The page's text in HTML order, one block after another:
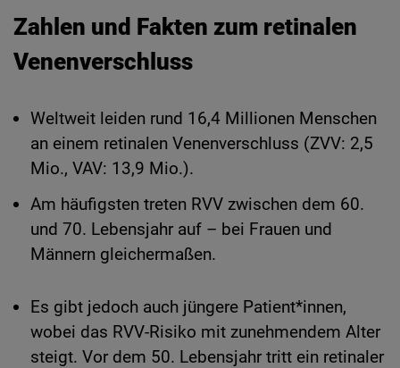
Zahlen und Fakten zum retinalen
Venenverschluss
Weltweit leiden rund 16,4 Millionen Menschen
an einem retinalen Venenverschluss (ZVV: 2,5
Mio., VAV: 13,9 Mio.).
Am häufigsten treten RVV zwischen dem 60.
und 70. Lebensjahr auf – bei Frauen und
Männern gleichermaßen.
Es gibt jedoch auch jüngere Patient*innen,
wobei das RVV-Risiko mit zunehmendem Alter
steigt. Vor dem 50. Lebensjahr tritt ein retinaler